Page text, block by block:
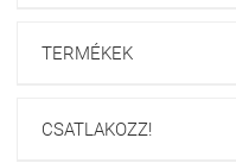
TERMÉKEK
CSATLAKOZZ!